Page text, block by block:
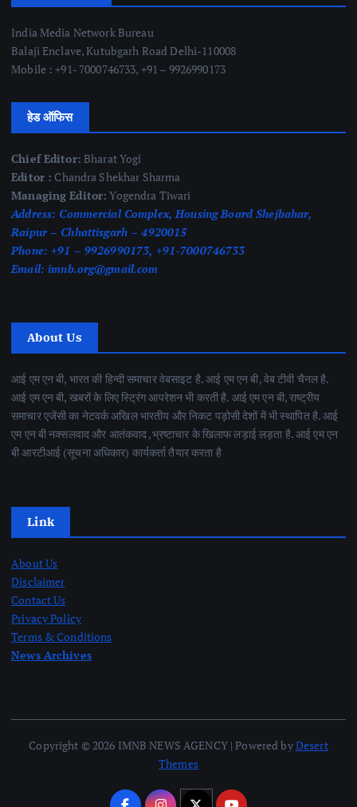
India Media Network Bureau
Balaji Enclave, Kutubgarh Road Delhi-110008
Mobile : +91- 7000746733, +91 – 9926990173
हेड ऑफिस
Chief Editor: Bharat Yogi
Editor : Chandra Shekhar Sharma
Managing Editor: Yogendra Tiwari
Address: Commercial Complex, Housing Board Shejbahar,
Raipur – Chhattisgarh – 4920015
Phone: +91 – 9926990173, +91-7000746733
Email: imnb.org@gmail.com
About Us
आई एम एन बी, भारत की हिन्दी समाचार वेबसाइट है. आई एम एन बी, वेब टीवी चैनल है.
आई एम एन बी, खबरों के लिए स्ट्रिंग आपरेशन भी करती है. आई एम एन बी, राष्ट्रीय
समाचार एजेंसी का नेटवर्क अखिल भारतीय और निकट पड़ोसी देशों में भी स्थापित है. आई
एम एन बी नक्सलवाद और आतंकवाद ,भ्रष्टाचार के खिलाफ लड़ाई लड़ता है. आई एम एन
बी आरटीआई (सूचना अधिकार) कार्यकर्ता तैयार करता है
Link
About Us
Disclaimer
Contact Us
Privacy Policy
Terms & Conditions
News Archives
Copyright © 2026 IMNB NEWS AGENCY | Powered byDesert
Themes